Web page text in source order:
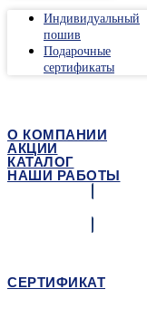
О КОМПАНИИ
АКЦИИ
КАТАЛОГ
НАШИ РАБОТЫ
СЕРТИФИКАТ
Индивидуальный
пошив
Подарочные
сертификаты